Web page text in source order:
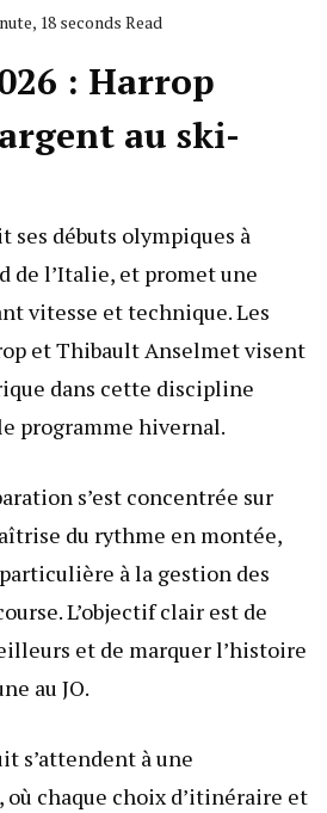
18 seconds Read
: Harrop
au ski-
débuts olympiques à
de l’Italie, et promet une
vitesse et technique. Les
et Thibault Anselmet visent
dans cette discipline
programme hivernal.
s’est concentrée sur
du rythme en montée,
à la gestion des
L’objectif clair est de
et de marquer l’histoire
au JO.
s’attendent à une
chaque choix d’itinéraire et